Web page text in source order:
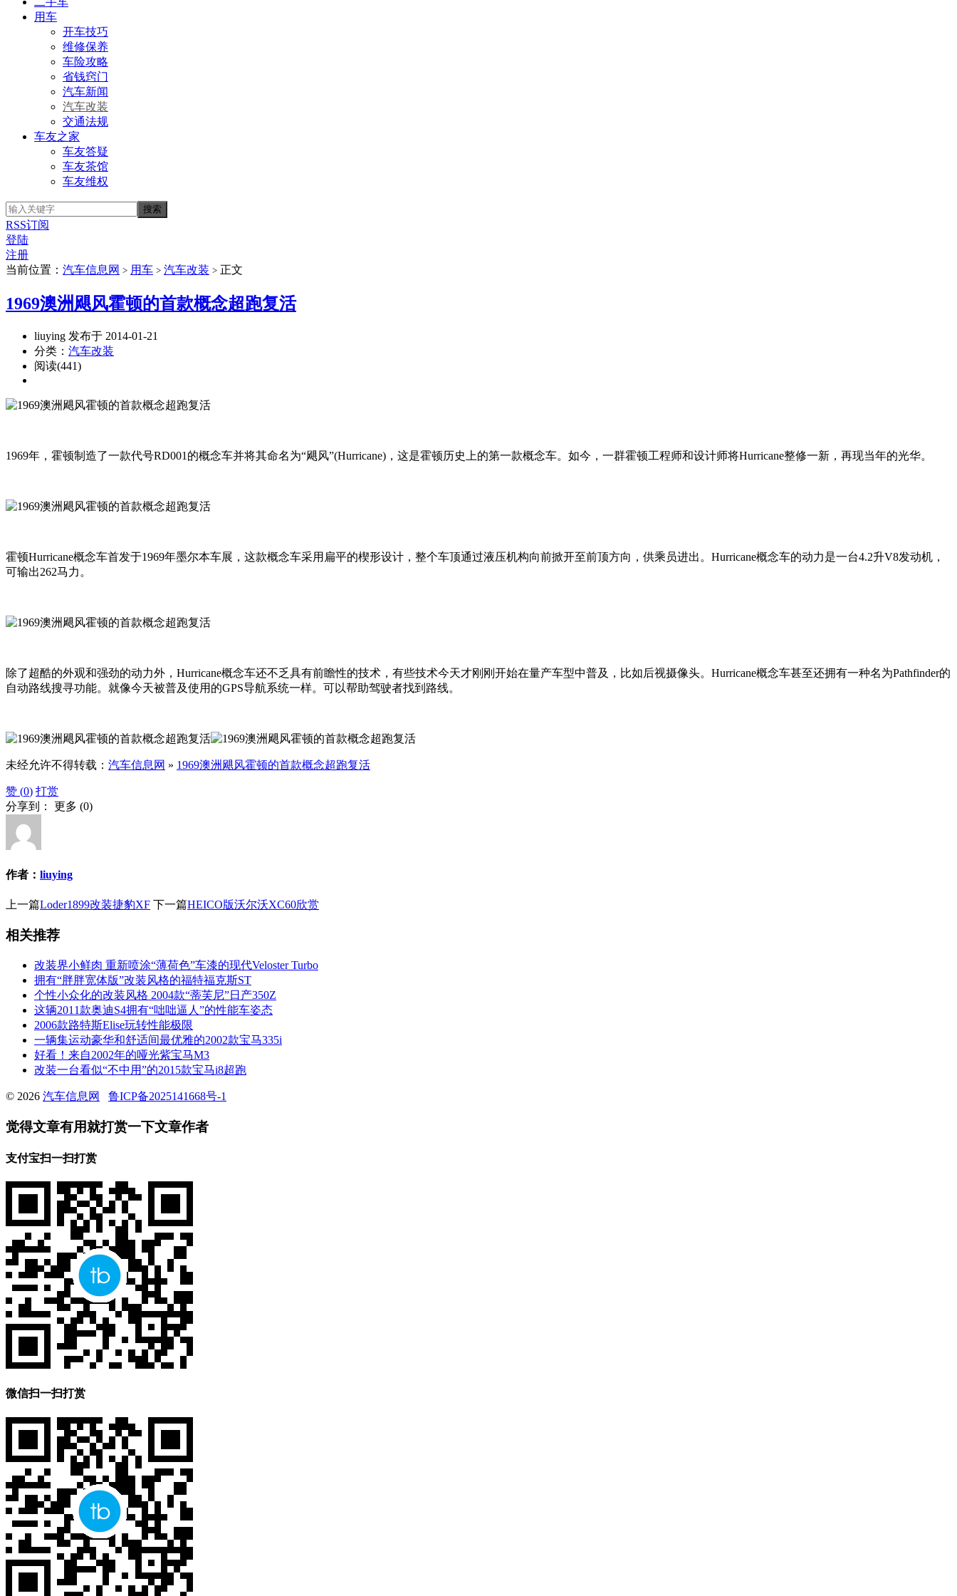
用车
开车技巧
维修保养
车险攻略
省钱窍门
汽车新闻
汽车改装
交通法规
车友之家
车友答疑
车友茶馆
车友维权
RSS订阅
登陆
注册
当前位置： 汽车信息网 > 用车 > 汽车改装 > 正文
1969澳洲飓风霍顿的首款概念超跑复活
liuying 发布于 2014-01-21
分类： 汽车改装
阅读(441)
1969年，霍顿制造了一款代号RD001的概念车并将其命名为“飓风”(Hurricane)，这是霍顿历史上的第一款概念车。如今，一群霍顿工程师和设计师将Hurricane整修一新，再现当年的光华。
霍顿Hurricane概念车首发于1969年墨尔本车展，这款概念车采用扁平的楔形设计，整个车顶通过液压机构向前掀开至前顶方向，供乘员进出。Hurricane概念车的动力是一台4.2升V8发动机，
可输出262马力。
除了超酷的外观和强劲的动力外，Hurricane概念车还不乏具有前瞻性的技术，有些技术今天才刚刚开始在量产车型中普及，比如后视摄像头。Hurricane概念车甚至还拥有一种名为Pathfinder的
自动路线搜寻功能。就像今天被普及使用的GPS导航系统一样。可以帮助驾驶者找到路线。
未经允许不得转载： 汽车信息网 » 1969澳洲飓风霍顿的首款概念超跑复活
赞 (0) 打赏
分享到： 更多 (0)
作者： liuying
上一篇Loder1899改装捷豹XF 下一篇HEICO版沃尔沃XC60欣赏
相关推荐
改装界小鲜肉 重新喷涂“薄荷色”车漆的现代Veloster Turbo
拥有“胖胖宽体版”改装风格的福特福克斯ST
个性小众化的改装风格 2004款“蒂芙尼”日产350Z
这辆2011款奥迪S4拥有“咄咄逼人”的性能车姿态
2006款路特斯Elise玩转性能极限
一辆集运动豪华和舒适间最优雅的2002款宝马335i
好看！来自2002年的哑光紫宝马M3
改装一台看似“不中用”的2015款宝马i8超跑
© 2026 汽车信息网 鲁ICP备2025141668号-1
觉得文章有用就打赏一下文章作者
支付宝扫一扫打赏
微信扫一扫打赏